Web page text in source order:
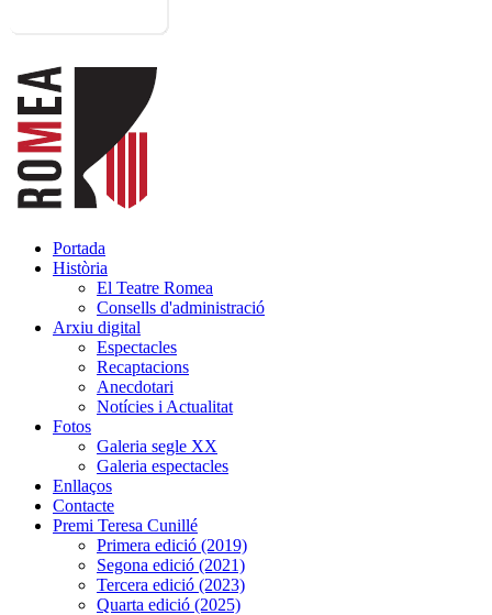
Portada
Història
El Teatre Romea
Consells d'administració
Arxiu digital
Espectacles
Recaptacions
Anecdotari
Notícies i Actualitat
Fotos
Galeria segle XX
Galeria espectacles
Enllaços
Contacte
Premi Teresa Cunillé
Primera edició (2019)
Segona edició (2021)
Tercera edició (2023)
Quarta edició (2025)